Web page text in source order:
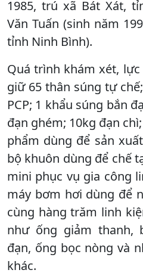
1985, trú xã Bát Xát,
Văn Tuấn (sinh năm
tỉnh Ninh Bình).
Quá trình khám xét,
giữ 65 thân súng tự
PCP; 1 khẩu súng bắn
đạn ghém; 10kg đạn
phẩm dùng để sản
bộ khuôn dùng để chế
mini phục vụ gia công
máy bơm hơi dùng để
cùng hàng trăm linh
như ống giảm thanh,
đạn, ống bọc nòng và
khác.